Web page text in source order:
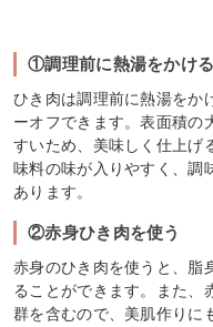
①調理前に熱湯をかける
ひき肉は調理前に熱湯をか
ーオフできます。表面積の
すいため、美味しく仕上げ
味料の味が入りやすく、調
あります。
②赤身ひき肉を使う
赤身のひき肉を使うと、脂
ることができます。また、
群を含むので、美肌作りに